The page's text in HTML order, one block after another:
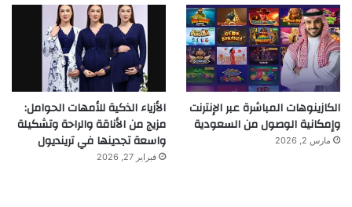
الكازينوهات المباشرة عبر الإنترنت
وإمكانية الوصول من السعودية
مارس 2, 2026
الأزياء الذكية للأمهات الحوامل:
مزيج من الأناقة والراحة وتشكيلة
واسعة تجدينها في ترينديول
فبراير 27, 2026